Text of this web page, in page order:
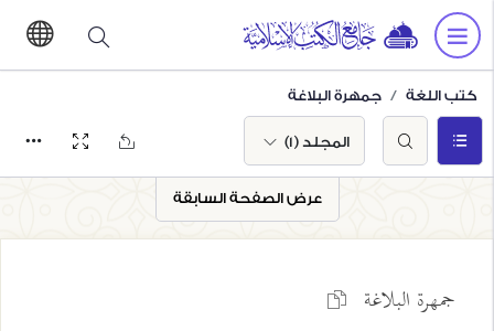
كتب اللغة جمهرة البلاغة
المجلد (1)
عرض الصفحة السابقة
جمهرة البلاغة